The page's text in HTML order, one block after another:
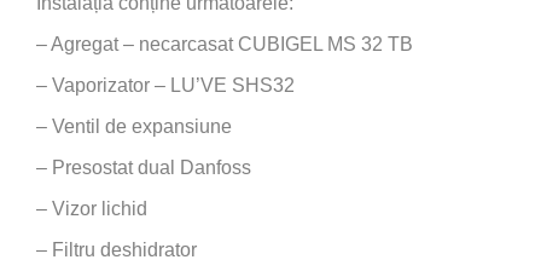
– Agregat – necarcasat CUBIGEL MS 32 TB
– Vaporizator – LU’VE SHS32
– Ventil de expansiune
– Presostat dual Danfoss
– Vizor lichid
– Filtru deshidrator